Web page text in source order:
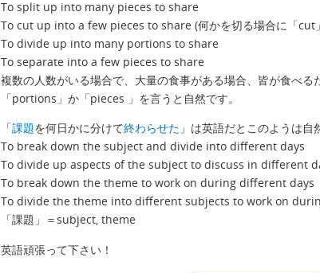
To split up into many pieces to share
To cut up into a few pieces to share (何かを切る場合に「cut
To divide up into many portions to share
To separate into a few pieces to share
複数の人数がいる場合で、大量の食事がある場合、皆が食べる
「portions」か「pieces 」を言うと自然です。
「課題を何日かに分けて終わらせた 」は英語だとこのようは自
To break down the subject and divide into different days
To divide up aspects of the subject to discuss in different
To break down the theme to work on during different days
To divide the theme into different subjects to work on
「課題」＝subject, theme
英語頑張って下さい！